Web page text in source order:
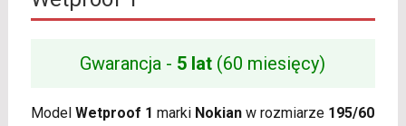
Gwarancja - 5 lat (60 miesięcy)
Model Wetproof 1 marki Nokianw rozmiarze 195/60